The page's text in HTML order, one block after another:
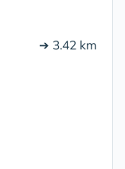
➔ 3.42 km